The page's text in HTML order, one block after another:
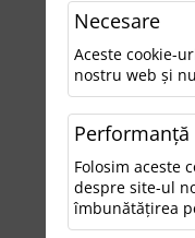
Sortare dupa:
0 rezultate
Pentru a
• Verifică
• Încearcă
Necesare
Aceste cookie-
nostru web și
Performanţă
Folosim aceste
despre site-ul
îmbunătățirea